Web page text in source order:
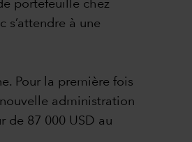
portefeuille chez
s’attendre à une
Pour la première fois
administration
de 87 000 USD au